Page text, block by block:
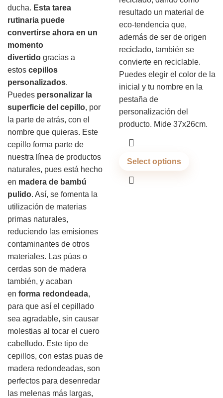
ducha. Esta tarea
rutinaria puede
convertirse ahora en un
momento
divertido gracias a
estos cepillos
personalizados.
Puedes personalizar la
superficie del cepillo, por
la parte de atrás, con el
nombre que quieras. Este
cepillo forma parte de
nuestra línea de productos
naturales, pues está hecho
en madera de bambú
pulido. Así, se fomenta la
utilización de materias
primas naturales,
reduciendo las emisiones
contaminantes de otros
materiales. Las púas o
cerdas son de madera
también, y acaban
en forma redondeada,
para que así el cepillado
sea agradable, sin causar
molestias al tocar el cuero
cabelludo. Este tipo de
cepillos, con estas puas de
madera redondeadas, son
perfectos para desenredar
las melenas más largas,
resultado un material de
eco-tendencia que,
además de ser de origen
reciclado, también se
convierte en reciclable.
Puedes elegir el color de la
inicial y tu nombre en la
pestaña de
personalización del
producto. Mide 37x26cm.
Select options